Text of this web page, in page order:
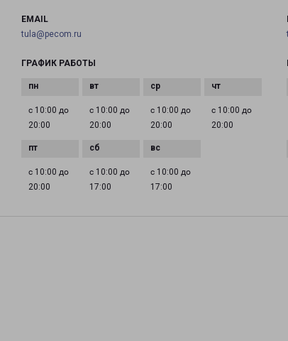
EMAIL
tula@pecom.ru
ГРАФИК РАБОТЫ
с 10:00 до
20:00
с 10:00 до
20:00
с 10:00 до
20:00
с 10:00 до
20:00
с 10:00 до
20:00
с 10:00 до
17:00
с 10:00 до
17:00